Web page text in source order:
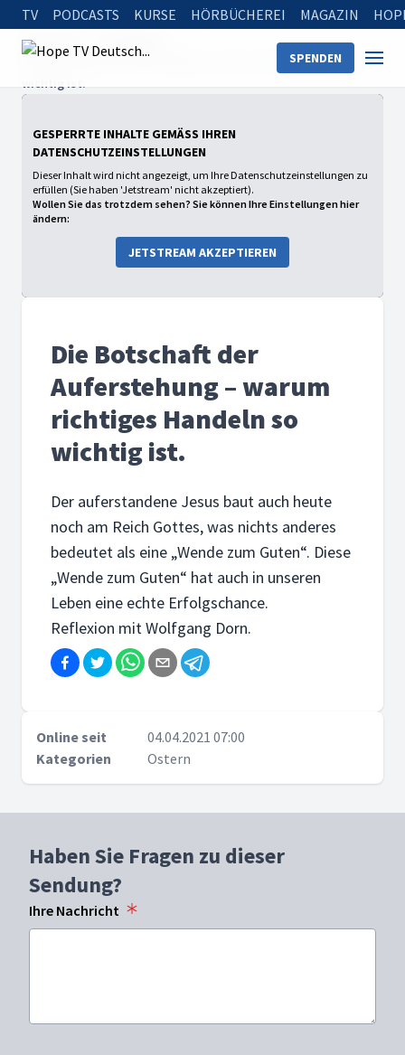
TV PODCASTS KURSE HÖRBÜCHEREI MAGAZIN
SPENDEN
Startseite
Die Botschaft der Auferstehung – warum richtiges Handeln so
wichtig ist.
GESPERRTE INHALTE GEMÄSS IHREN D
ATENSCHUTZEINSTELLUNGEN
Dieser Inhalt wird nicht angezeigt, um Ihre Datenschutzeinstellungen zu
erfüllen (Sie haben 'Jetstream' nicht akzeptiert).
Wollen Sie das trotzdem sehen? Sie können Ihre Einstellungen hier
ändern:
JETSTREAM AKZEPTIEREN
Die Botschaft der
Auferstehung – warum
richtiges Handeln so
wichtig ist.
Der auferstandene Jesus baut auch heute
noch am Reich Gottes, was nichts anderes
bedeutet als eine „Wende zum Guten“. Diese
„Wende zum Guten“ hat auch in unseren
Leben eine echte Erfolgschance.
Reflexion mit Wolfgang Dorn.
Online seit
04.04.2021 07:00
Kategorien
Ostern
Haben Sie Fragen zu dieser
Sendung?
Ihre Nachricht